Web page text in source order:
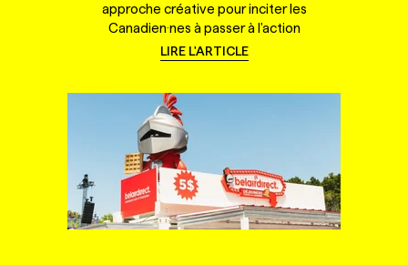
approche créative pour inciter les
Canadien·nes à passer à l'action
LIRE L'ARTICLE